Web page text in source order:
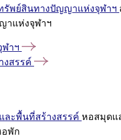
รัพย์สินทางปัญญาแห่งจุฬาฯ
าแห่งจุฬาฯ
ฬาฯ
งสรรค์
ละพื้นที่สร้างสรรค์ หอสมุดแ
พัก